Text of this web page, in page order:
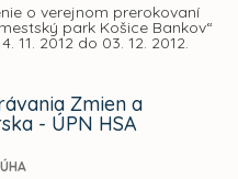
o verejnom prerokovaní
park Košice Bankov“
11. 2012 do 03. 12. 2012.
Zmien a
- ÚPN HSA